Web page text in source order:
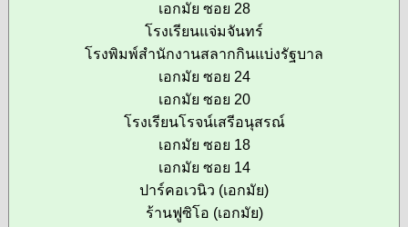
เอกมัย ซอย 28
โรงเรียนแจ่มจันทร์
โรงพิมพ์สำนักงานสลากกินแบ่งรัฐบาล
เอกมัย ซอย 24
เอกมัย ซอย 20
โรงเรียนโรจน์เสรีอนุสรณ์
เอกมัย ซอย 18
เอกมัย ซอย 14
ปาร์คอเวนิว (เอกมัย)
ร้านฟูซิโอ (เอกมัย)